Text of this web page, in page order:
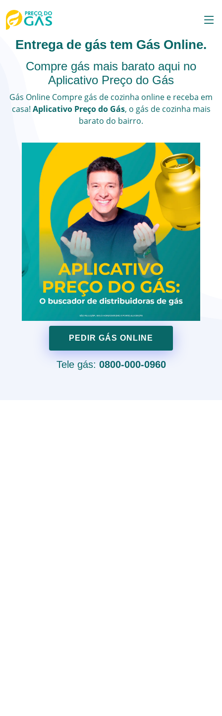
Entrega de gás tem Gás Online.
Compre gás mais barato aqui no
Aplicativo Preço do Gás
Gás Online Compre gás de cozinha online e receba em
casa! Aplicativo Preço do Gás, o gás de cozinha mais
barato do bairro.
PEDIR GÁS ONLINE
Tele gás: 0800-000-0960